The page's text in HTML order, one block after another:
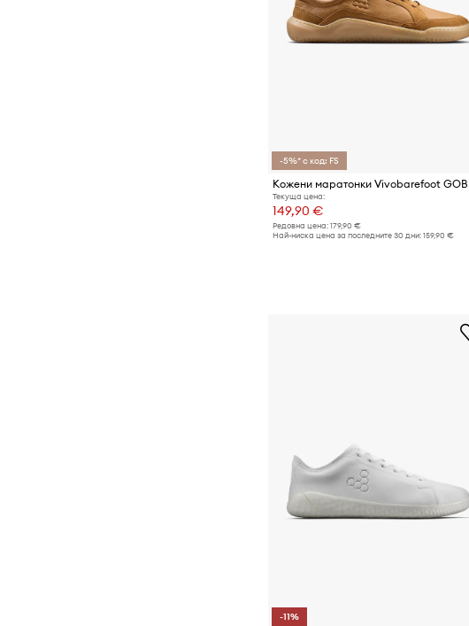
-5%* с код: FS
Текуща цена:
149,90 €
Редовна цена: 179,90 €
Най-ниска цена за последните 30 дни: 159,90 €
-11%